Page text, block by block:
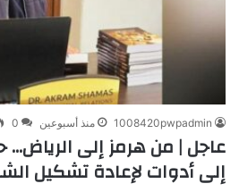
1008420pwpadmin منذ أسبوعين 0
عاجل | من هرمز إلى الرياض…
إلى أدوات لإعادة تشكيل